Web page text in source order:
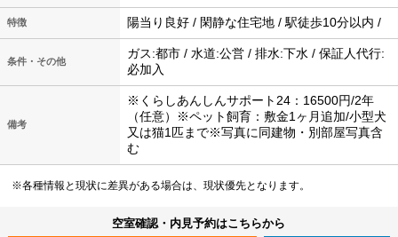
特徴 陽当り良好 / 閑静な住宅地 / 駅徒歩10分以内 /
条件・その他
ガス:都市 / 水道:公営 / 排水:下水 / 保証人代行:
必加入
備考
※くらしあんしんサポート24：16500円/2年
（任意）※ペット飼育：敷金1ヶ月追加/小型犬
又は猫1匹まで※写真に同建物・別部屋写真含
む
※各種情報と現状に差異がある場合は、現状優先となります。
空室確認・内見予約はこちらから